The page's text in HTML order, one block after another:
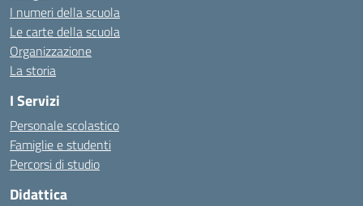
I numeri della scuola
Le carte della scuola
Organizzazione
La storia
I Servizi
Personale scolastico
Famiglie e studenti
Percorsi di studio
Didattica